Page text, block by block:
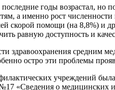
годы возрастал, но
а именно рост
скорой помощи (на 8,8%) и
равную доступность и
здравоохранения средним
остро эти проблемы
учреждений
«Сведения о